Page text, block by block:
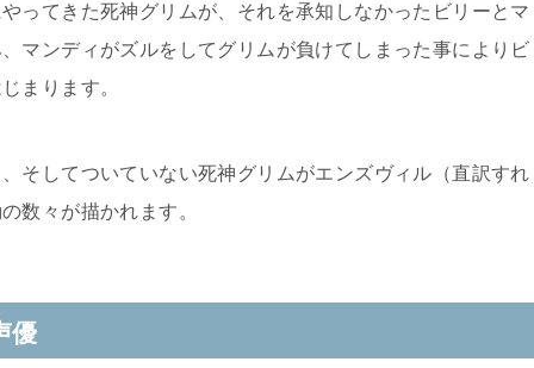
ってきた死神グリムが、それを承知しなかったビリーとマ
マンディがズルをしてグリムが負けてしまった事によりビ
まります。
そしてついていない死神グリムがエンズヴィル（直訳すれ
数々が描かれます。
優